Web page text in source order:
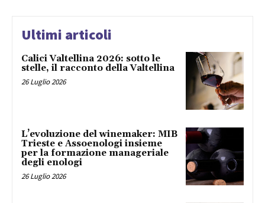
Ultimi articoli
Calici Valtellina 2026: sotto le
stelle, il racconto della Valtellina
26 Luglio 2026
L’evoluzione del winemaker: MIB
Trieste e Assoenologi insieme
per la formazione manageriale
degli enologi
26 Luglio 2026